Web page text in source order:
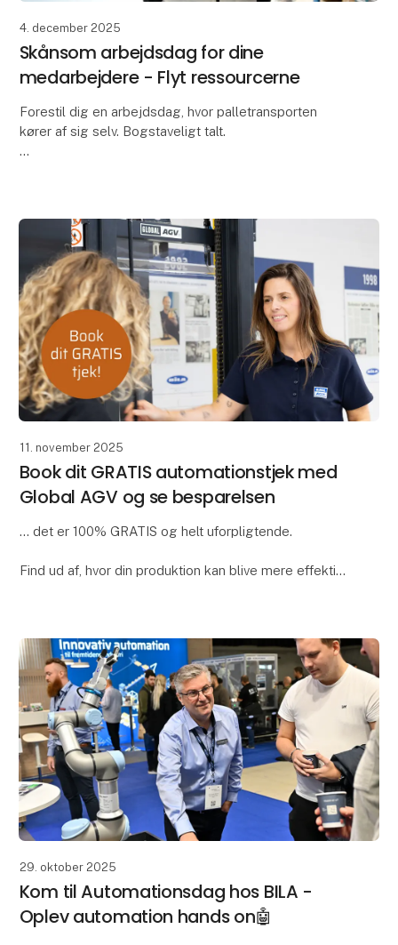
4. december 2025
Skånsom arbejdsdag for dine
medarbejdere - Flyt ressourcerne
Forestil dig en arbejdsdag, hvor palletransporten
kører af sig selv. Bogstaveligt talt.
11. november 2025
Book dit GRATIS automationstjek med
Global AGV og se besparelsen
... det er 100% GRATIS og helt uforpligtende.
Find ud af, hvor din produktion kan blive mere effektiv,
29. oktober 2025
Kom til Automationsdag hos BILA -
Oplev automation hands on🤖